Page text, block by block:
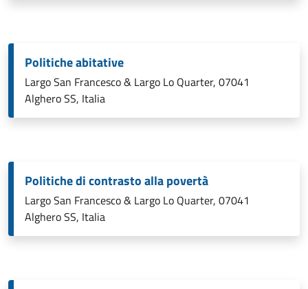
Politiche abitative
Largo San Francesco & Largo Lo Quarter, 07041
Alghero SS, Italia
Politiche di contrasto alla povertà
Largo San Francesco & Largo Lo Quarter, 07041
Alghero SS, Italia